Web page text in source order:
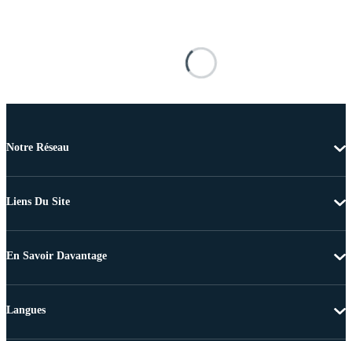
Notre Réseau
Liens Du Site
En Savoir Davantage
Langues